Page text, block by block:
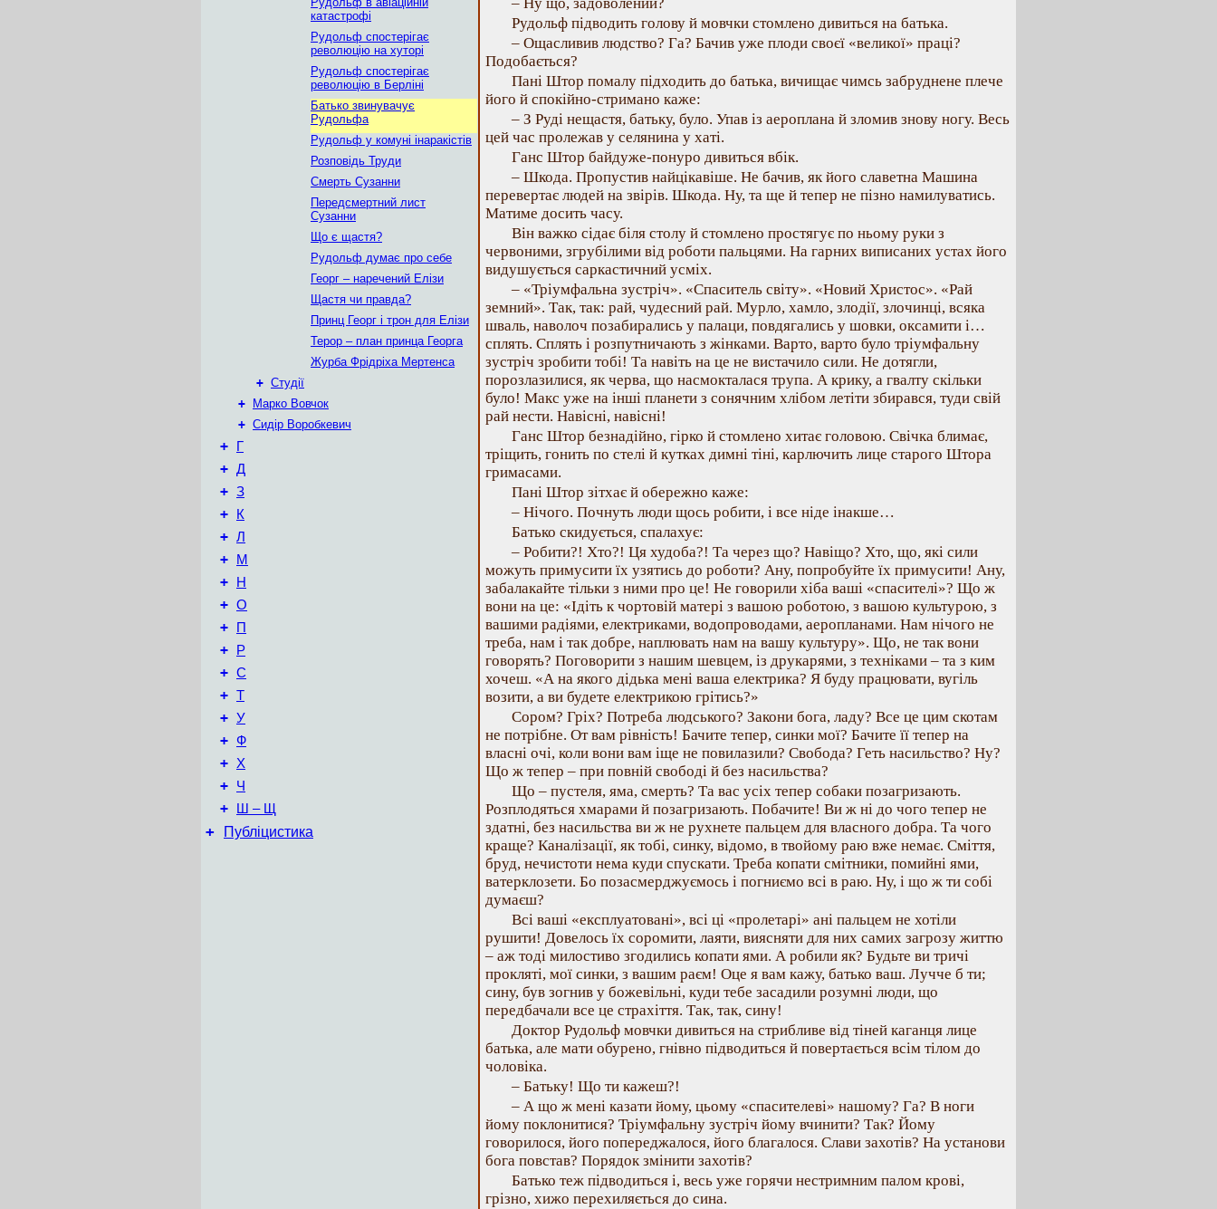
катастрофі
Рудольф спостерігає
революцію на хуторі
Рудольф спостерігає
революцію в Берліні
Батько звинувачує
Рудольфа
Рудольф у комуні інаракістів
Розповідь Труди
Смерть Сузанни
Передсмертний лист
Сузанни
Що є щастя?
Рудольф думає про себе
Георг – наречений Елізи
Щастя чи правда?
Принц Георг і трон для Елізи
Терор – план принца Георга
Журба Фрідріха Мертенса
+ Студії
+
Марко Вовчок
+ Сидір Воробкевич
+ Г
+ Д
+ З
+ К
+ Л
+ М
+ Н
+ О
+ П
+ Р
+ С
+ Т
+ У
+ Ф
+ Х
+ Ч
+ Ш – Щ
+ Публіцистика
Рудольф підводить голову й мовчки стомлено дивиться на батька.
– Ощасливив людство? Га? Бачив уже плоди своєї «великої» праці?
Подобається?
Пані Штор помалу підходить до батька, вичищає чимсь забруднене плече
його й спокійно-стримано каже:
– З Руді нещастя, батьку, було. Упав із аероплана й зломив знову ногу. Весь
цей час пролежав у селянина у хаті.
Ганс Штор байдуже-понуро дивиться вбік.
– Шкода. Пропустив найцікавіше. Не бачив, як його славетна Машина
перевертає людей на звірів. Шкода. Ну, та ще й тепер не пізно намилуватись.
Матиме досить часу.
Він важко сідає біля столу й стомлено простягує по ньому руки з
червоними, згрубілими від роботи пальцями. На гарних виписаних устах його
видушується саркастичний усміх.
– «Тріумфальна зустріч». «Спаситель світу». «Новий Христос». «Рай
земний». Так, так: рай, чудесний рай. Мурло, хамло, злодії, злочинці, всяка
шваль, наволоч позабирались у палаци, повдягались у шовки, оксамити і…
сплять. Сплять і розпутничають з жінками. Варто, варто було тріумфальну
зустріч зробити тобі! Та навіть на це не вистачило сили. Не дотягли,
порозлазилися, як черва, що насмокталася трупа. А крику, а гвалту скільки
було! Макс уже на інші планети з сонячним хлібом летіти збирався, туди свій
рай нести. Навісні, навісні!
Ганс Штор безнадійно, гірко й стомлено хитає головою. Свічка блимає,
тріщить, гонить по стелі й кутках димні тіні, карлючить лице старого Штора
гримасами.
Пані Штор зітхає й обережно каже:
– Нічого. Почнуть люди щось робити, і все ніде інакше…
Батько скидується, спалахує:
– Робити?! Хто?! Ця худоба?! Та через що? Навіщо? Хто, що, які сили
можуть примусити їх узятись до роботи? Ану, попробуйте їх примусити! Ану,
забалакайте тільки з ними про це! Не говорили хіба ваші «спасителі»? Що ж
вони на це: «Ідіть к чортовій матері з вашою роботою, з вашою культурою, з
вашими радіями, електриками, водопроводами, аеропланами. Нам нічого не
треба, нам і так добре, наплювать нам на вашу культуру». Що, не так вони
говорять? Поговорити з нашим шевцем, із друкарями, з техніками – та з ким
хочеш. «А на якого дідька мені ваша електрика? Я буду працювати, вугіль
возити, а ви будете електрикою грітись?»
Сором? Гріх? Потреба людського? Закони бога, ладу? Все це цим скотам
не потрібне. От вам рівність! Бачите тепер, синки мої? Бачите її тепер на
власні очі, коли вони вам іще не повилазили? Свобода? Геть насильство? Ну?
Що ж тепер – при повній свободі й без насильства?
Що – пустеля, яма, смерть? Та вас усіх тепер собаки позагризають.
Розплодяться хмарами й позагризають. Побачите! Ви ж ні до чого тепер не
здатні, без насильства ви ж не рухнете пальцем для власного добра. Та чого
краще? Каналізації, як тобі, синку, відомо, в твойому раю вже немає. Сміття,
бруд, нечистоти нема куди спускати. Треба копати смітники, помийні ями,
ватерклозети. Бо позасмерджуємось і погниємо всі в раю. Ну, і що ж ти собі
думаєш?
Всі ваші «експлуатовані», всі ці «пролетарі» ані пальцем не хотіли
рушити! Довелось їх соромити, лаяти, виясняти для них самих загрозу життю
– аж тоді милостиво згодились копати ями. А робили як? Будьте ви тричі
прокляті, мої синки, з вашим раєм! Оце я вам кажу, батько ваш. Лучче б ти;
сину, був зогнив у божевільні, куди тебе засадили розумні люди, що
передбачали все це страхіття. Так, так, сину!
Доктор Рудольф мовчки дивиться на стрибливе від тіней каганця лице
батька, але мати обурено, гнівно підводиться й повертається всім тілом до
чоловіка.
– Батьку! Що ти кажеш?!
– А що ж мені казати йому, цьому «спасителеві» нашому? Га? В ноги
йому поклонитися? Тріумфальну зустріч йому вчинити? Так? Йому
говорилося, його попереджалося, його благалося. Слави захотів? На установи
бога повстав? Порядок змінити захотів?
Батько теж підводиться і, весь уже горячи нестримним палом крові,
грізно, хижо перехиляється до сина.